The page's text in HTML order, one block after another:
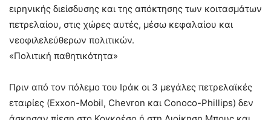
ειρηνικής διείσδυσης και της απόκτησης των κοιτασμάτων
πετρελαίου, στις χώρες αυτές, μέσω κεφαλαίου και
νεοφιλελεύθερων πολιτικών.
«Πολιτική παθητικότητα»
Πριν από τον πόλεμο του Ιράκ οι 3 μεγάλες πετρελαϊκές
εταιρίες (Exxon-Mobil, Chevron και Conoco-Phillips) δεν